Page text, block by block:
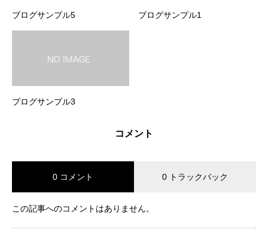
ブログサンプル5 ブログサンプル1
ブログサンプル3
コメント
0 コメント 0 トラックバック
この記事へのコメントはありません。